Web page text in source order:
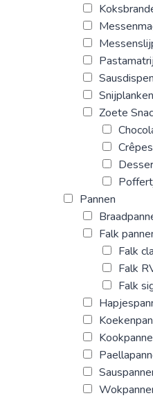
Zoete
Pannen
Falk
Falk
Falk
Falk